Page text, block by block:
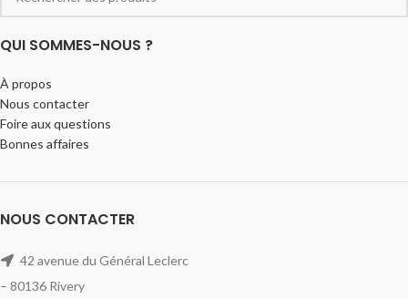
QUI SOMMES-NOUS ?
À propos
Nous contacter
Foire aux questions
Bonnes affaires
NOUS CONTACTER
42 avenue du Général Leclerc
– 80136 Rivery